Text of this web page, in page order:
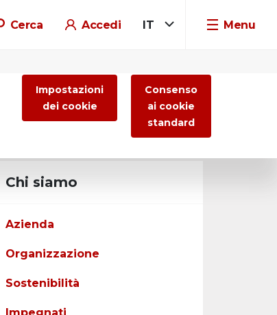
Cerca Accedi IT Menu
Chi siamo
Azienda
Organizzazione
Sostenibilità
Impostazioni
dei cookie
Consenso
ai cookie
standard